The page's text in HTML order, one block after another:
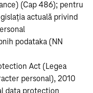
(Cap 486); pentru
actuală privind
podataka (NN
Act (Legea
personal), 2010
data protection